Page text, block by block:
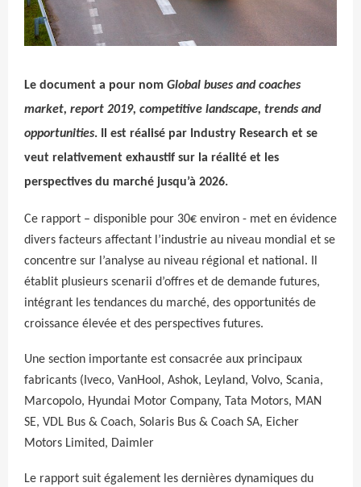
Crédit photo
Le document a pour nom Global buses and coaches
market, report 2019, competitive landscape, trends and
opportunities. Il est réalisé par Industry Research et se
veut relativement exhaustif sur la réalité et les
perspectives du marché jusqu’à 2026.
Ce rapport – disponible pour 30€ environ - met en évidence
divers facteurs affectant l’industrie au niveau mondial et se
concentre sur l’analyse au niveau régional et national. Il
établit plusieurs scenarii d’offres et de demande futures,
intégrant les tendances du marché, des opportunités de
croissance élevée et des perspectives futures.
Une section importante est consacrée aux principaux
fabricants (Iveco, VanHool, Ashok, Leyland, Volvo, Scania,
Marcopolo, Hyundai Motor Company, Tata Motors, MAN
SE, VDL Bus & Coach, Solaris Bus & Coach SA, Eicher
Motors Limited, Daimler
Le rapport suit également les dernières dynamiques du